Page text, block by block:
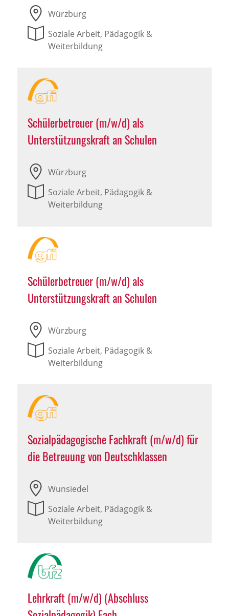
Würzburg
Soziale Arbeit, Pädagogik &
Weiterbildung
Schülerbetreuer (m/w/d) als
Unterstützungskraft an Schulen
Würzburg
Soziale Arbeit, Pädagogik &
Weiterbildung
Schülerbetreuer (m/w/d) als
Unterstützungskraft an Schulen
Würzburg
Soziale Arbeit, Pädagogik &
Weiterbildung
Sozialpädagogische Fachkraft (m/w/d) für
die Betreuung von Deutschklassen
Wunsiedel
Soziale Arbeit, Pädagogik &
Weiterbildung
Lehrkraft (m/w/d) (Abschluss